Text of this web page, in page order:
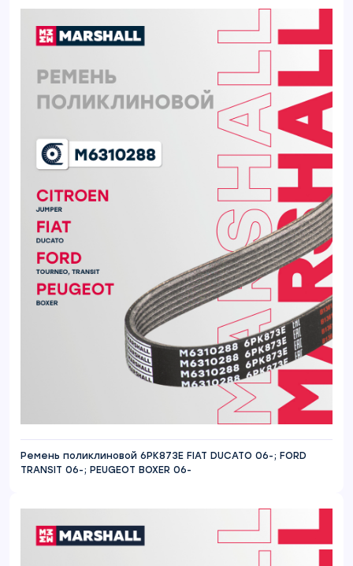
Ремень поликлиновой 6PK873E FIAT DUCATO 06-; FORD
TRANSIT 06-; PEUGEOT BOXER 06-